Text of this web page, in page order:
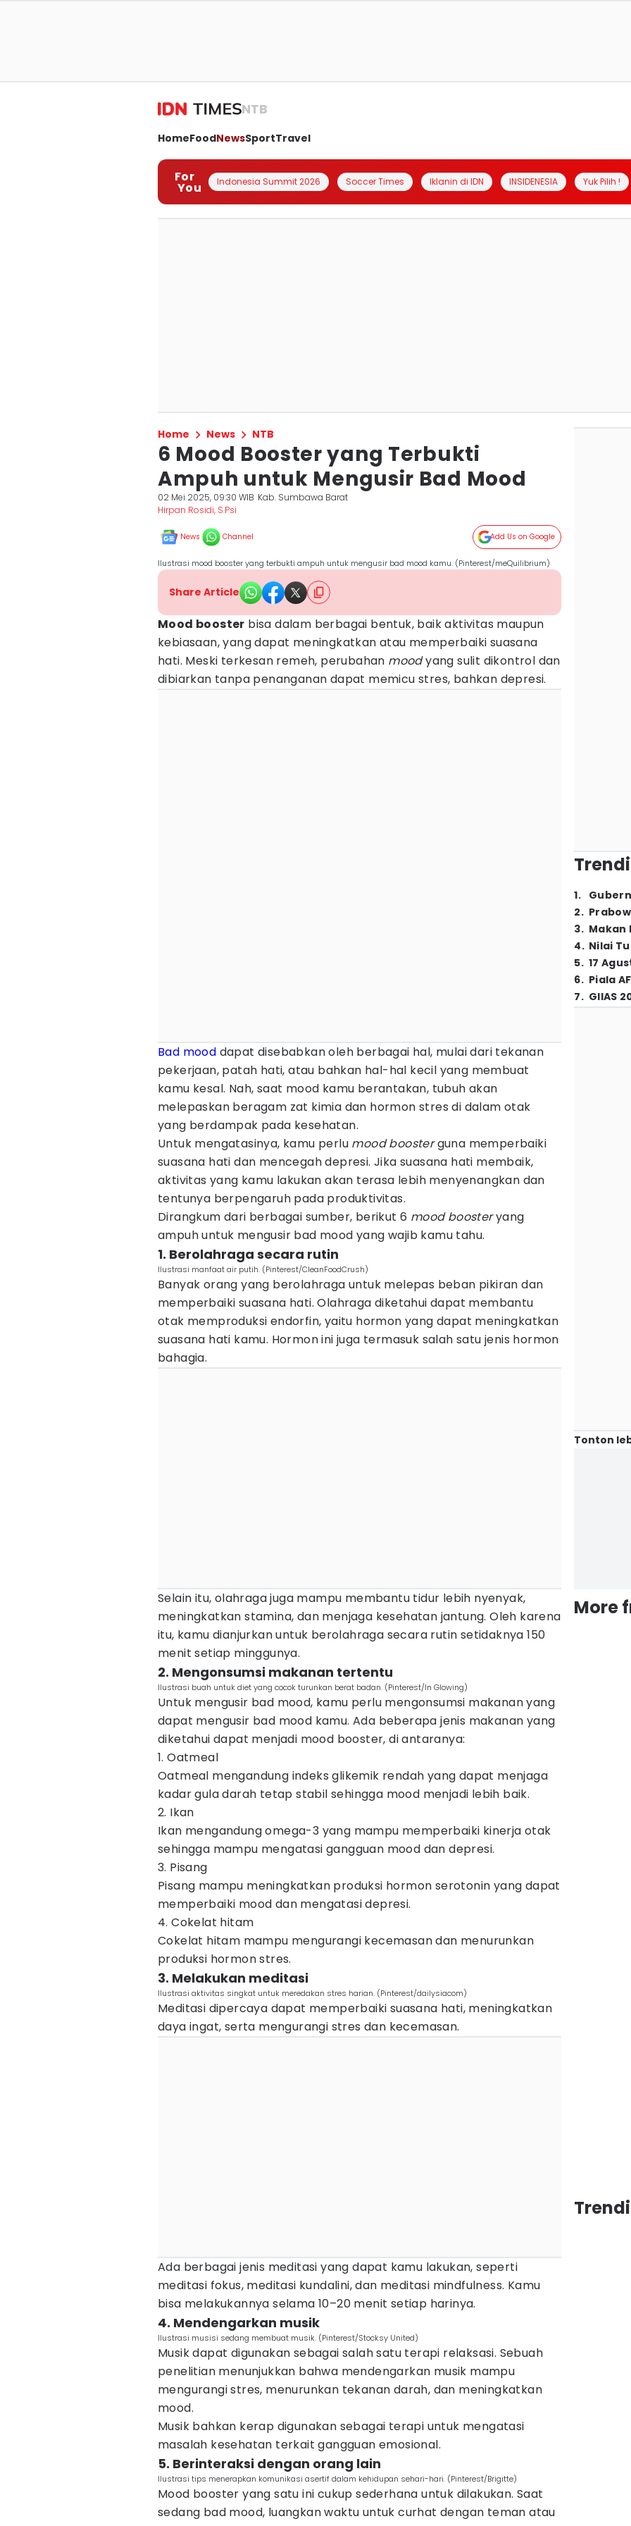
NTB
HomeFoodNewsSportTravel
For
You Indonesia Summit 2026 Soccer Times Iklanin di IDN INSIDENESIA Yuk Pilih !
Home News NTB
6 Mood Booster yang Terbukti
Ampuh untuk Mengusir Bad Mood
02 Mei 2025, 09:30 WIB Kab. Sumbawa Barat
Hirpan Rosidi, S.Psi
News Channel Add Us on Google
Ilustrasi mood booster yang terbukti ampuh untuk mengusir bad mood kamu. (Pinterest/meQuilibrium)
Share Article
Mood booster bisa dalam berbagai bentuk, baik aktivitas maupun
kebiasaan, yang dapat meningkatkan atau memperbaiki suasana
hati. Meski terkesan remeh, perubahan moodyang sulit dikontrol dan
dibiarkan tanpa penanganan dapat memicu stres, bahkan depresi.
Bad mood dapat disebabkan oleh berbagai hal, mulai dari tekanan
pekerjaan, patah hati, atau bahkan hal-hal kecil yang membuat
kamu kesal. Nah, saat mood kamu berantakan, tubuh akan
melepaskan beragam zat kimia dan hormon stres di dalam otak
yang berdampak pada kesehatan.
Untuk mengatasinya, kamu perlu mood boosterguna memperbaiki
suasana hati dan mencegah depresi. Jika suasana hati membaik,
aktivitas yang kamu lakukan akan terasa lebih menyenangkan dan
tentunya berpengaruh pada produktivitas.
Dirangkum dari berbagai sumber, berikut 6 mood boosteryang
ampuh untuk mengusir bad mood yang wajib kamu tahu.
1. Berolahraga secara rutin
Ilustrasi manfaat air putih. (Pinterest/CleanFoodCrush)
Banyak orang yang berolahraga untuk melepas beban pikiran dan
memperbaiki suasana hati. Olahraga diketahui dapat membantu
otak memproduksi endorfin, yaitu hormon yang dapat meningkatkan
suasana hati kamu. Hormon ini juga termasuk salah satu jenis hormon
bahagia.
Selain itu, olahraga juga mampu membantu tidur lebih nyenyak,
meningkatkan stamina, dan menjaga kesehatan jantung. Oleh karena
itu, kamu dianjurkan untuk berolahraga secara rutin setidaknya 150
menit setiap minggunya.
2. Mengonsumsi makanan tertentu
Ilustrasi buah untuk diet yang cocok turunkan berat badan. (Pinterest/In Glowing)
Untuk mengusir bad mood, kamu perlu mengonsumsi makanan yang
dapat mengusir bad mood kamu. Ada beberapa jenis makanan yang
diketahui dapat menjadi mood booster, di antaranya:
1. Oatmeal
Oatmeal mengandung indeks glikemik rendah yang dapat menjaga
kadar gula darah tetap stabil sehingga mood menjadi lebih baik.
2. Ikan
Ikan mengandung omega-3 yang mampu memperbaiki kinerja otak
sehingga mampu mengatasi gangguan mood dan depresi.
3. Pisang
Pisang mampu meningkatkan produksi hormon serotonin yang dapat
memperbaiki mood dan mengatasi depresi.
4. Cokelat hitam
Cokelat hitam mampu mengurangi kecemasan dan menurunkan
produksi hormon stres.
3. Melakukan meditasi
Ilustrasi aktivitas singkat untuk meredakan stres harian. (Pinterest/dailysiacom)
Meditasi dipercaya dapat memperbaiki suasana hati, meningkatkan
daya ingat, serta mengurangi stres dan kecemasan.
Ada berbagai jenis meditasi yang dapat kamu lakukan, seperti
meditasi fokus, meditasi kundalini, dan meditasi mindfulness. Kamu
bisa melakukannya selama 10–20 menit setiap harinya.
4. Mendengarkan musik
Ilustrasi musisi sedang membuat musik. (Pinterest/Stocksy United)
Musik dapat digunakan sebagai salah satu terapi relaksasi. Sebuah
penelitian menunjukkan bahwa mendengarkan musik mampu
mengurangi stres, menurunkan tekanan darah, dan meningkatkan
mood.
Musik bahkan kerap digunakan sebagai terapi untuk mengatasi
masalah kesehatan terkait gangguan emosional.
5. Berinteraksi dengan orang lain
Ilustrasi tips menerapkan komunikasi asertif dalam kehidupan sehari-hari. (Pinterest/Brigitte)
Mood booster yang satu ini cukup sederhana untuk dilakukan. Saat
sedang bad mood, luangkan waktu untuk curhat dengan teman atau
1.
2.
3. Makan
4. Nilai
5. 17
6. Piala
7. GIIAS
Tonton
More